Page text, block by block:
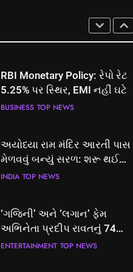
બેઠક પરથી પવન પાંડેને 2027
માટે બનાવાયા ઉમેદવાર
RBI Monetary Policy: રેપો રેટ
5.25% પર સ્થિર, EMI નહીં ઘટે
BUSINESS TOP NEWS
અયોધ્યા રામ મંદિર આરતી પાસ
મેળવવું બન્યું સરળ: શરૂ થઈ
તત્કાલ સુવિધા, જાણો સંપૂર્ણ
INDIA TOP NEWS
‘ગજિની’ અને ‘લગાન’ ફેમ
અભિનેતા પ્રદીપ રાવતનું 74
વર્ષની વયે નિધન, બ્લડ કેન્સર
ENTERTAINMENT TOP NEWS